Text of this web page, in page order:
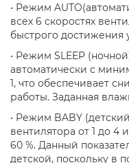
• Режим
всех 6 скоростях
быстрого достижения
• Режим SLEEP
автоматически с
1, что обеспечивает
работы. Заданная
• Режим BABY
вентилятора от 1 до 4
60 %. Данный
детской, поскольку в